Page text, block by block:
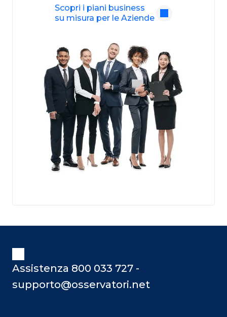
Scopri i piani business
su misura per le Aziende
Assistenza 800 033 727 -
supporto@osservatori.net